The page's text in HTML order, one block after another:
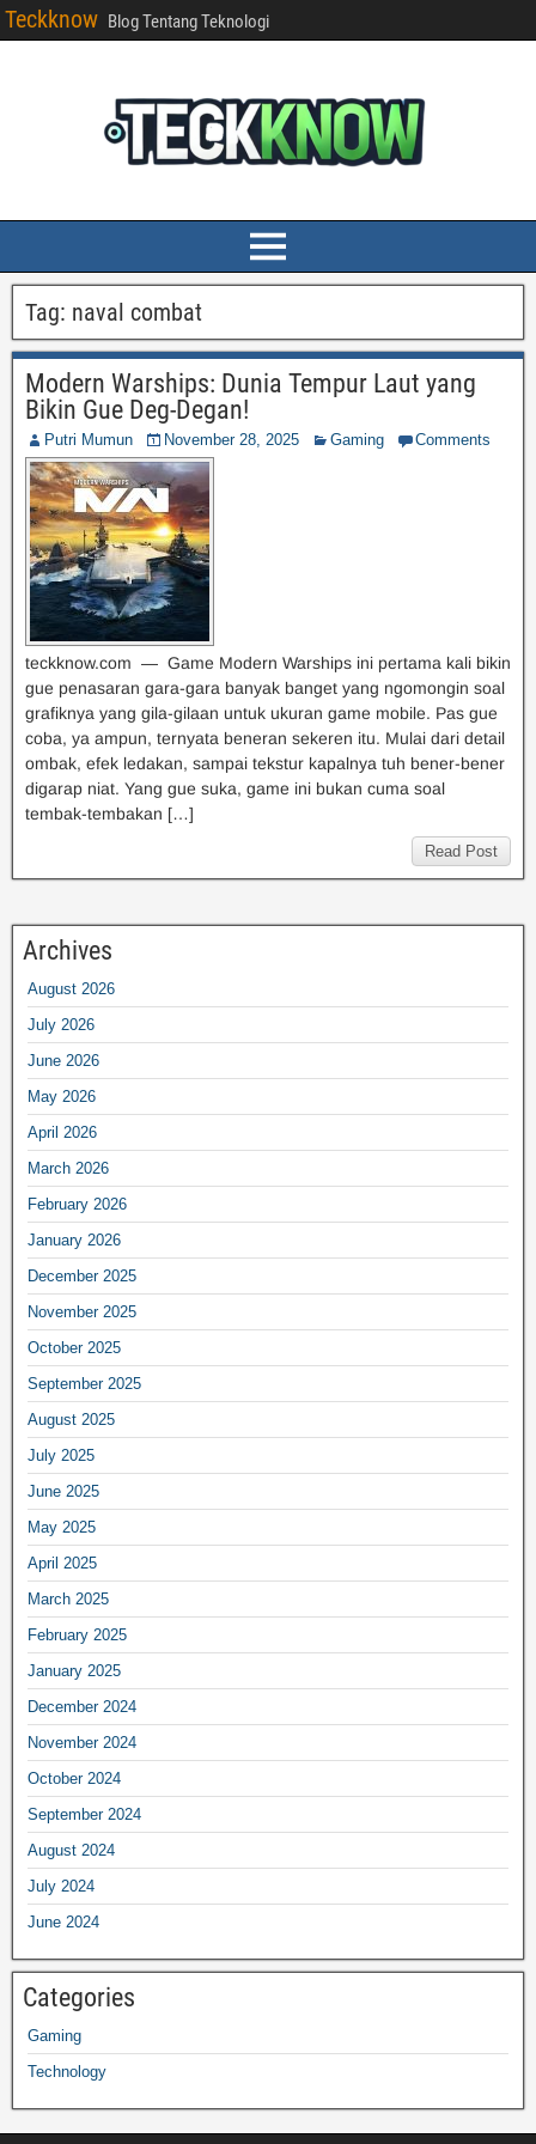
Teckknow Blog Tentang Teknologi
Tag: naval combat
Modern Warships: Dunia Tempur Laut yang
Bikin Gue Deg-Degan!
Putri Mumun November 28, 2025 Gaming Comments
teckknow.com — Game Modern Warships ini pertama kali bikin
gue penasaran gara-gara banyak banget yang ngomongin soal
grafiknya yang gila-gilaan untuk ukuran game mobile. Pas gue
coba, ya ampun, ternyata beneran sekeren itu. Mulai dari detail
ombak, efek ledakan, sampai tekstur kapalnya tuh bener-bener
digarap niat. Yang gue suka, game ini bukan cuma soal
tembak-tembakan […]
Read Post
Archives
August 2026
July 2026
June 2026
May 2026
April 2026
March 2026
February 2026
January 2026
December 2025
November 2025
October 2025
September 2025
August 2025
July 2025
June 2025
May 2025
April 2025
March 2025
February 2025
January 2025
December 2024
November 2024
October 2024
September 2024
August 2024
July 2024
June 2024
Categories
Gaming
Technology